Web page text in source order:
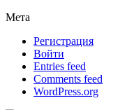
Мета
Регистрация
Войти
Entries feed
Comments feed
WordPress.org